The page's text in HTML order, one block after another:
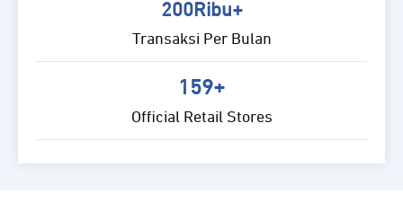
200Ribu+
Transaksi Per Bulan
159+
Official Retail Stores